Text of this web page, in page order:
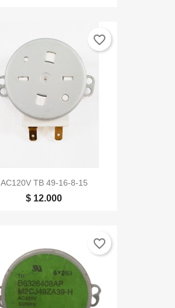
AC120V TB 49-16-8-15
$ 12.000
favorite_border
favorite_border